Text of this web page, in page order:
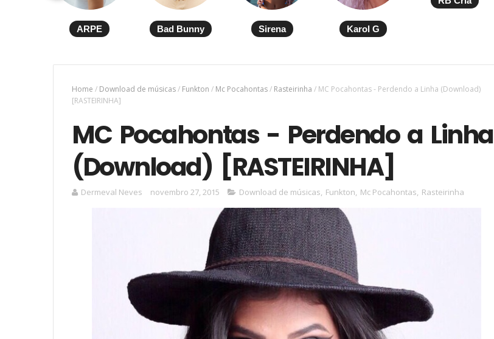
ARPE Bad Bunny Sirena Karol G
Home / Download de músicas/ Funkton / Mc Pocahontas/ Rasteirinha / MC Pocahontas - Perdendo a Linha (Download)
[RASTEIRINHA]
MC Pocahontas - Perdendo a Linha
(Download) [RASTEIRINHA]
Dermeval Neves novembro 27, 2015 Download de músicas, Funkton, Mc Pocahontas, Rasteirinha